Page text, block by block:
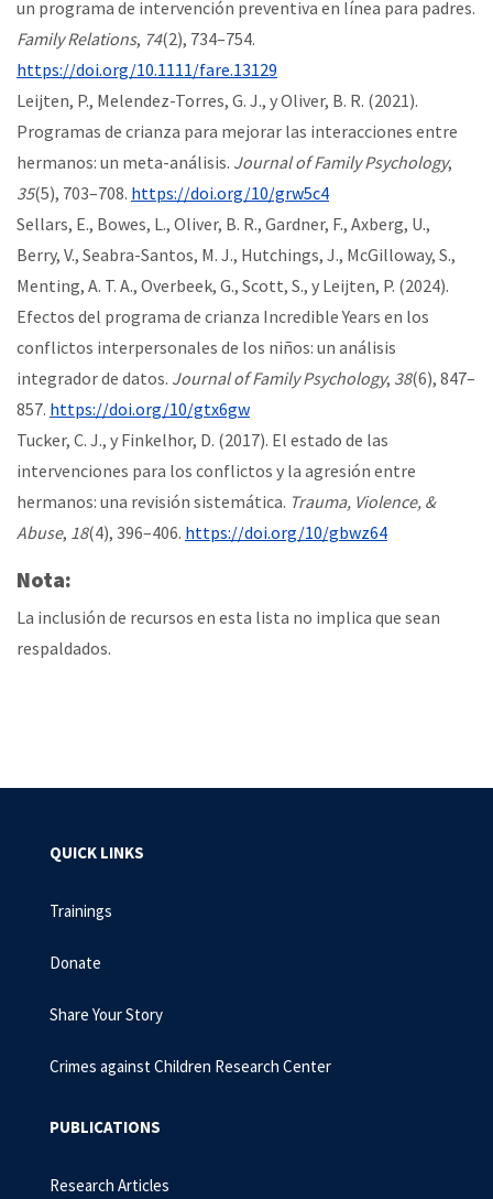
un programa de intervención preventiva en línea para padres.
Family Relations, 74(2), 734–754.
https://doi.org/10.1111/fare.13129
Leijten, P., Melendez-Torres, G. J., y Oliver, B. R. (2021).
Programas de crianza para mejorar las interacciones entre
hermanos: un meta-análisis. Journal of Family Psychology,
35(5), 703–708. https://doi.org/10/grw5c4
Sellars, E., Bowes, L., Oliver, B. R., Gardner, F., Axberg, U.,
Berry, V., Seabra-Santos, M. J., Hutchings, J., McGilloway, S.,
Menting, A. T. A., Overbeek, G., Scott, S., y Leijten, P. (2024).
Efectos del programa de crianza Incredible Years en los
conflictos interpersonales de los niños: un análisis
integrador de datos. Journal of Family Psychology, 38(6), 847–
857. https://doi.org/10/gtx6gw
Tucker, C. J., y Finkelhor, D. (2017). El estado de las
intervenciones para los conflictos y la agresión entre
hermanos: una revisión sistemática. Trauma, Violence, &
Abuse, 18(4), 396–406. https://doi.org/10/gbwz64
Nota:
La inclusión de recursos en esta lista no implica que sean
respaldados.
QUICK LINKS
Trainings
Donate
Share Your Story
Crimes against Children Research Center
PUBLICATIONS
Research Articles